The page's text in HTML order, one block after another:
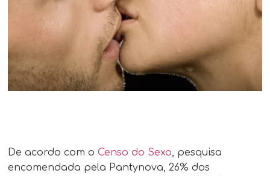
De acordo com oCenso do Sexo , pesquisa
encomendada pela Pantynova, 26% dos